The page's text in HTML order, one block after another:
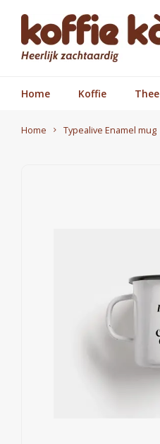
Home Koffie Thee
Home Typealive Enamel mug